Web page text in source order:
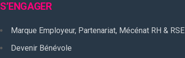
S’ENGAGER
Marque Employeur, Partenariat, Mécénat RH & RSE
Devenir Bénévole